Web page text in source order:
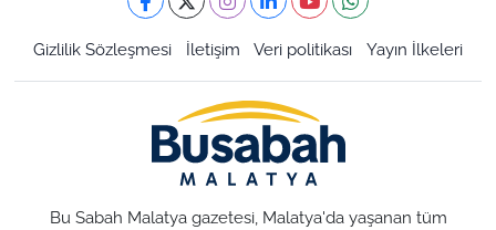
Gizlilik Sözleşmesi İletişim Veri politikası Yayın İlkeleri
Bu Sabah Malatya gazetesi, Malatya'da yaşanan tüm